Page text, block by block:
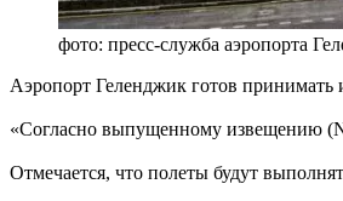
фото: пресс-служба аэропорта
Аэропорт Геленджик готов принимать
«Согласно выпущенному извещению
Отмечается, что полеты будут